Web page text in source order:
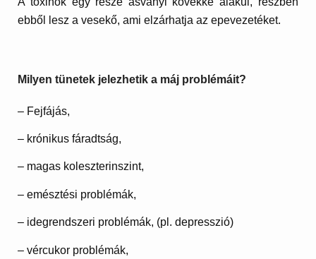
ebből lesz a vesekő, ami elzárhatja az epevezetéket.
Milyen tünetek jelezhetik a máj problémáit?
– Fejfájás,
– krónikus fáradtság,
– magas koleszterinszint,
– emésztési problémák,
– idegrendszeri problémák, (pl. depresszió)
– vércukor problémák,